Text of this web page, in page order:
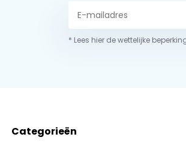
* Lees hier de wettelijke
Categorieën